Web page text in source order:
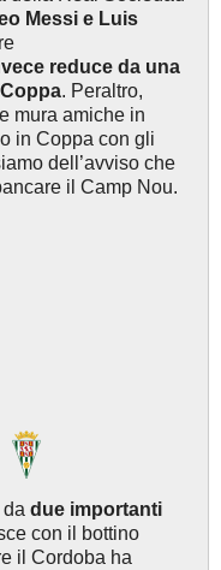
Messi e Luis
reduce da una
. Peraltro,
mura amiche in
in Coppa con gli
dell’avviso che
il Camp Nou.
due importanti
con il bottino
il Cordoba ha